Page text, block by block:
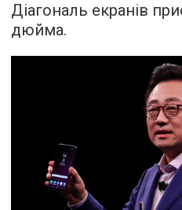
Діагональ екранів
дюйма.